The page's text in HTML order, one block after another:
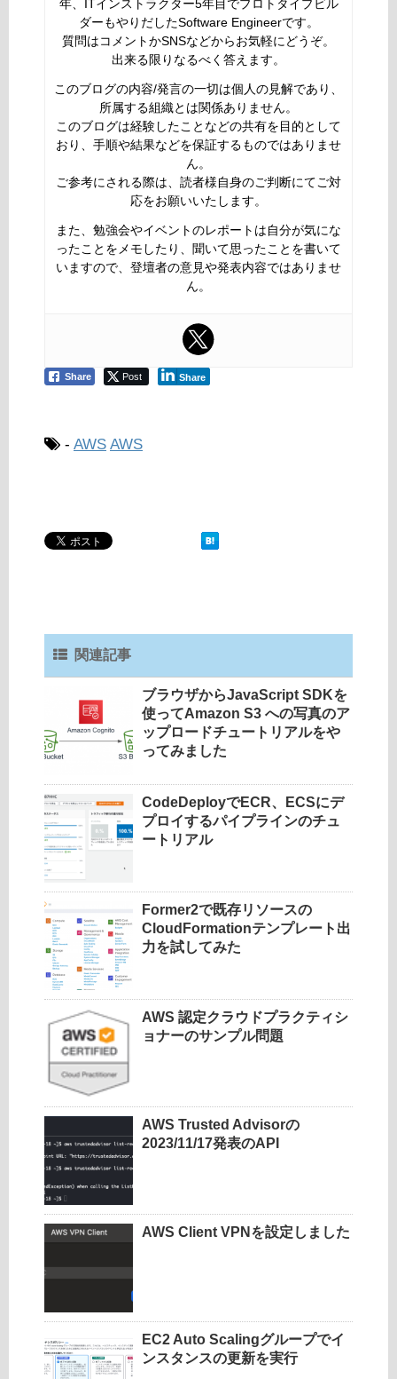
年、ITインストラクター5年目でプロトタイプビル
ダーもやりだしたSoftware Engineerです。
質問はコメントかSNSなどからお気軽にどうぞ。
出来る限りなるべく答えます。
このブログの内容/発言の一切は個人の見解であり、
所属する組織とは関係ありません。
このブログは経験したことなどの共有を目的として
おり、手順や結果などを保証するものではありませ
ん。
ご参考にされる際は、読者様自身のご判断にてご対
応をお願いいたします。
また、勉強会やイベントのレポートは自分が気にな
ったことをメモしたり、聞いて思ったことを書いて
いますので、登壇者の意見や発表内容ではありませ
ん。
Share Post Share
- AWS AWS
関連記事
ブラウザからJavaScript SDKを
使ってAmazon S3 への写真のア
ップロードチュートリアルをや
ってみました
CodeDeployでECR、ECSにデ
プロイするパイプラインのチュ
ートリアル
Former2で既存リソースの
CloudFormationテンプレート出
力を試してみた
AWS 認定クラウドプラクティシ
ョナーのサンプル問題
AWS Trusted Advisorの
2023/11/17発表のAPI
AWS Client VPNを設定しました
EC2 Auto Scalingグループでイ
ンスタンスの更新を実行